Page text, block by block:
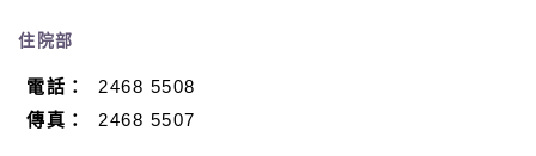
住院部
電話：
2468 5508
傳真：
2468 5507